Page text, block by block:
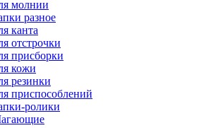
молнии
разное
канта
отстрочки
присборки
кожи
резинки
приспособлений
ролики